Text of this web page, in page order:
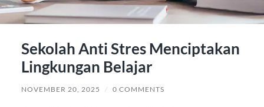
Sekolah Anti Stres Menciptakan
Lingkungan Belajar
NOVEMBER 20, 2025 / 0 COMMENTS